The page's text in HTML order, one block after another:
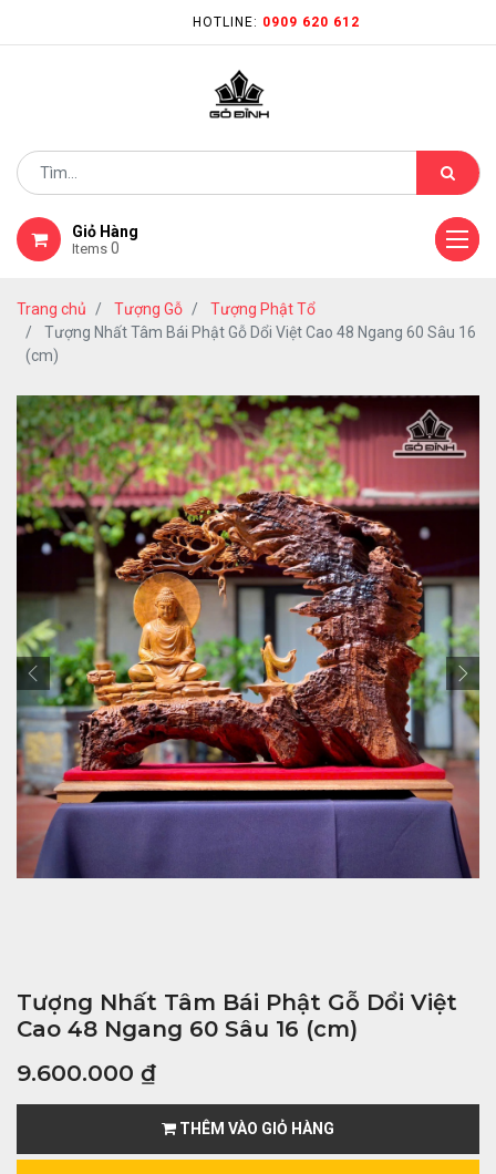
HOTLINE: 0909 620 612
Giỏ Hàng
Items 0
Trang chủ Tượng Gỗ
Tượng Phật Tổ
Tượng Nhất Tâm Bái Phật Gỗ Dổi Việt Cao 48 Ngang 60 Sâu 16
(cm)
Tượng Nhất Tâm Bái Phật Gỗ Dổi Việt
Cao 48 Ngang 60 Sâu 16 (cm)
9.600.000 ₫
THÊM VÀO GIỎ HÀNG